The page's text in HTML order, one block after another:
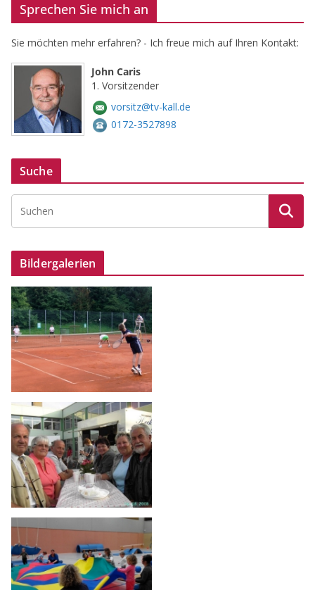
Sprechen Sie mich an
Sie möchten mehr erfahren? - Ich freue mich auf Ihren Kontakt:
John Caris
1. Vorsitzender
vorsitz@tv-kall.de
0172-3527898
Suche
Bildergalerien